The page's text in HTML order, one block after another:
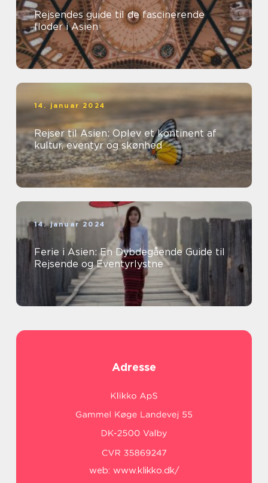
Rejsendes guide til de fascinerende
floder i Asien
14. januar 2024
Rejser til Asien: Oplev et kontinent af
kultur, eventyr og skønhed
14. januar 2024
Ferie i Asien: En Dybdegående Guide til
Rejsende og Eventyrlystne
Adresse
web: www.klikko.dk/